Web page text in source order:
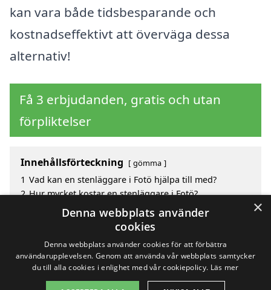
kan vara både tidsbesparande och
kostnadseffektivt att överväga dessa
alternativ!
Få 3 erbjudanden, gratis och utan
förpliktelser
Innehållsförteckning gömma
1 Vad kan en stenläggare i Fotö hjälpa till med?
2 Hur mycket kostar en stenläggare i Fotö?
Fördelar med att välja stenläggare i Fotö
Sök efter en skicklig stenläggare i de omgivande
×
Denna webbplats använder
cookies
Denna webbplats använder cookies för att förbättra
användarupplevelsen. Genom att använda vår webbplats samtycker
du till alla cookies i enlighet med vår cookiepolicy. Läs mer